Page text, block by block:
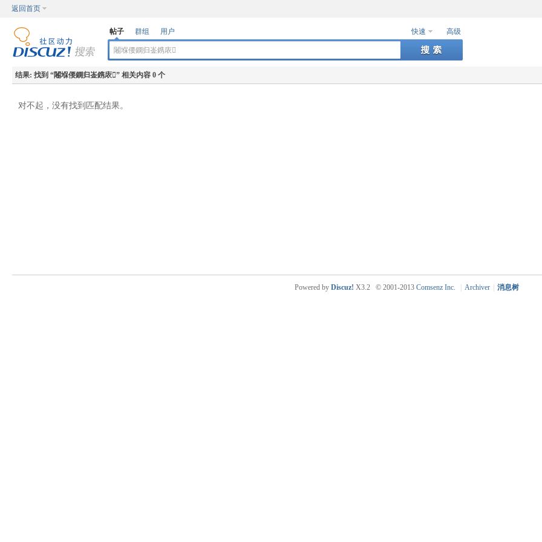
返回首页
快速 高级
帖子 群组 用户
结果: 找到 “闂堢偠鐦归崟鎸庡” 相关内容 0 个
对不起，没有找到匹配结果。
Powered by Discuz! X3.2 © 2001-2013 Comsenz Inc. Archiver 消息树